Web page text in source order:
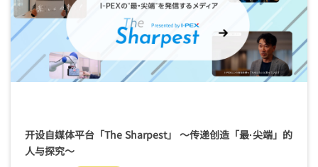
开设自媒体平台「The Sharpest」 ～传递创造「最·尖端」的
人与探究～